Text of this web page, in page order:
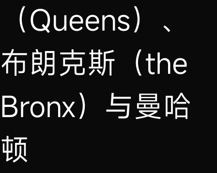
（Queens）、
布朗克斯（the
Bronx）与曼哈
顿